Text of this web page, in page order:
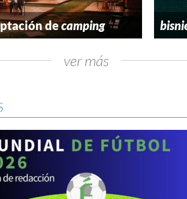
decamping
ver más